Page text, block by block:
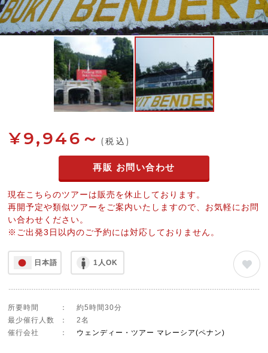
¥9,946～ (税込)
再販 お問い合わせ
現在こちらのツアーは販売を休止しております。
再開予定や類似ツアーをご案内いたしますので、お気軽にお問
い合わせください。
※ご出発3日以内のご予約には対応しておりません。
日本語 1人OK
所要時間 ：
約5時間30分
最少催行人数
：
2名
催行会社
： ウェンディー・ツアー マレーシア(ペナン)